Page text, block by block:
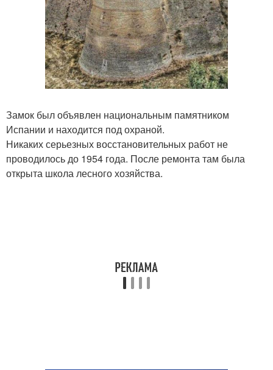
Замок был объявлен национальным памятником
Испании и находится под охраной.
Никаких серьезных восстановительных работ не
проводилось до 1954 года. После ремонта там была
открыта школа лесного хозяйства.